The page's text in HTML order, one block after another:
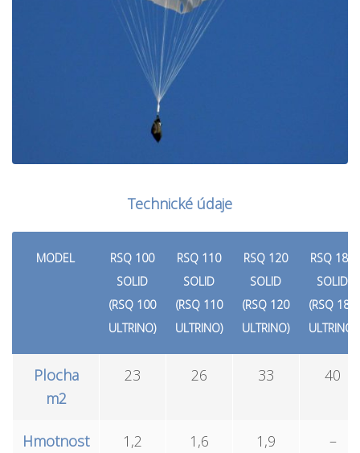
Technické údaje
MODEL
RSQ 100
SOLID
(RSQ 100
ULTRINO)
RSQ 110
SOLID
(RSQ 110
ULTRINO)
RSQ 120
SOLID
(RSQ 120
ULTRINO)
RSQ 180
SOLID
(RSQ 180
ULTRINO)
Plocha
m2
23 26 33 40
Hmotnost
1,2
1,6
1,9
–